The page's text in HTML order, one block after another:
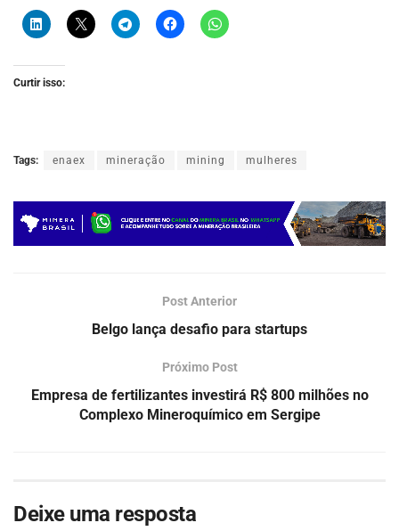
Curtir isso:
Tags: enaex mineração mining mulheres
Post Anterior
Belgo lança desafio para startups
Próximo Post
Empresa de fertilizantes investirá R$ 800 milhões no
Complexo Mineroquímico em Sergipe
Deixe uma resposta